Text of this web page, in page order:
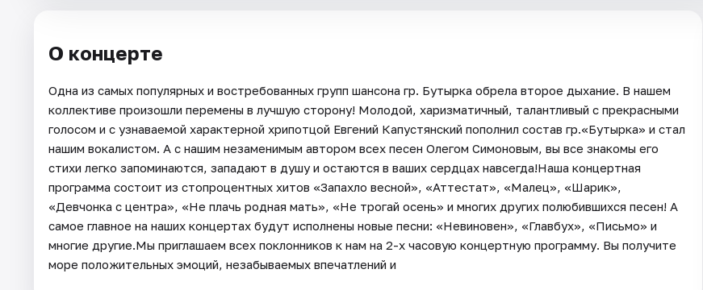
О концерте
Одна из самых популярных и востребованных групп шансона гр. Бутырка обрела второе дыхание. В нашем
коллективе произошли перемены в лучшую сторону! Молодой, харизматичный, талантливый с прекрасными
голосом и с узнаваемой характерной хрипотцой Евгений Капустянский пополнил состав гр.«Бутырка» и стал
нашим вокалистом. А с нашим незаменимым автором всех песен Олегом Симоновым, вы все знакомы его
стихи легко запоминаются, западают в душу и остаются в ваших сердцах навсегда!Наша концертная
программа состоит из стопроцентных хитов «Запахло весной», «Аттестат», «Малец», «Шарик»,
«Девчонка с центра», «Не плачь родная мать», «Не трогай осень» и многих других полюбившихся песен! А
самое главное на наших концертах будут исполнены новые песни: «Невиновен», «Главбух», «Письмо» и
многие другие.Мы приглашаем всех поклонников к нам на 2-х часовую концертную программу. Вы получите
море положительных эмоций, незабываемых впечатлений и